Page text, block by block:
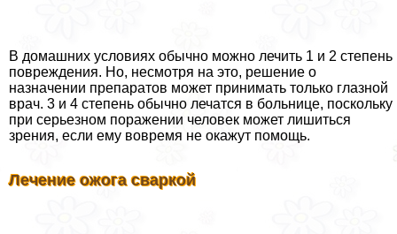
В домашних условиях обычно можно лечить 1 и 2 степень
повреждения. Но, несмотря на это, решение о
назначении препаратов может принимать только глазной
врач. 3 и 4 степень обычно лечатся в больнице, поскольку
при серьезном поражении человек может лишиться
зрения, если ему вовремя не окажут помощь.
Лечение ожога сваркой